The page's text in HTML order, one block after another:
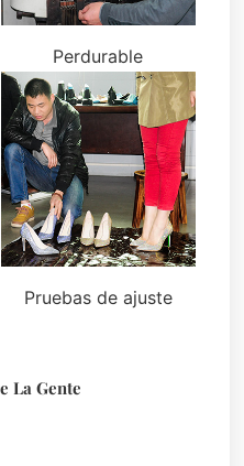
Perdurable
Pruebas de ajuste
La Gente